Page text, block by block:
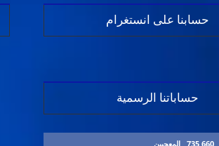
حسابنا على انستغرام
حساباتنا الرسمية
735,660 المعجبين